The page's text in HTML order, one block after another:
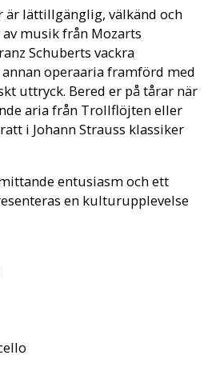
är lättillgänglig, välkänd och
musik från Mozarts
Schuberts vackra
operaaria framförd med
uttryck. Bered er på tårar när
aria från Trollflöjten eller
i Johann Strauss klassiker
entusiasm och ett
en kulturupplevelse